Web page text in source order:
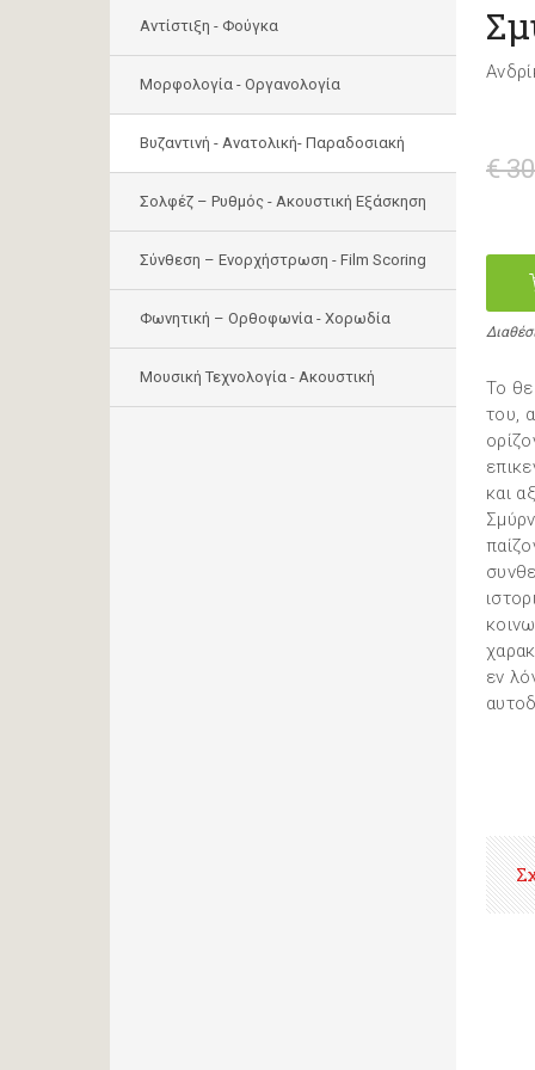
Αντίστιξη - Φούγκα
Μορφολογία - Οργανολογία
Bυζαντινή - Ανατολική- Παραδοσιακή
Σολφέζ – Ρυθμός - Ακουστική Εξάσκηση
Σύνθεση – Ενορχήστρωση - Film Scoring
Φωνητική – Ορθοφωνία - Χορωδία
Μουσική Τεχνολογία - Ακουστική
€
Το
του,
και
εν